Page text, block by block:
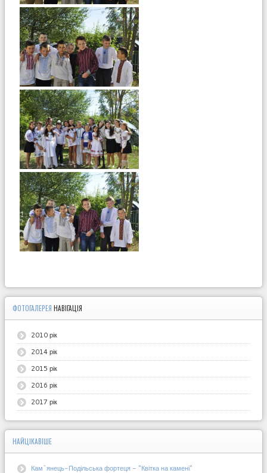
ФОТОГАЛЕРЕЯ НАВІГАЦІЯ
2010 рік
2014 рік
2015 рік
2016 рік
2017 рік
НАЙЦІКАВІШЕ
Кам`янець-Подільська фортеця - "Квітка на камені"